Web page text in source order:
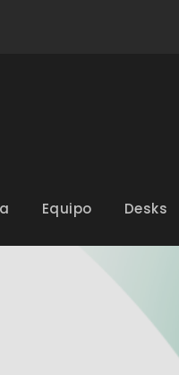
Equipo Desks